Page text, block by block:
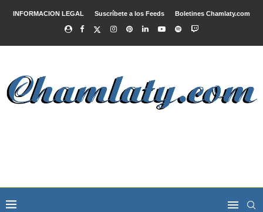
INFORMACION LEGAL Suscríbete a los Feeds Boletines Chamlaty.com